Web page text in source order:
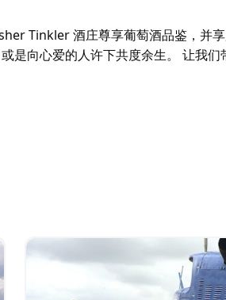
Tinkler 酒庄尊享葡萄酒品鉴，并
是向心爱的人许下共度余生。 让我们